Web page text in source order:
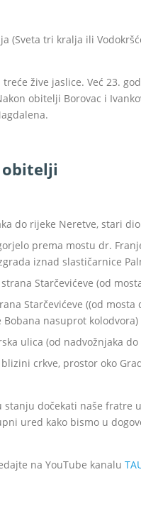
(Sveta tri kralja ili
žive jaslice. Već 23.
obitelji Borovac i
obitelji
do rijeke Neretve, stari
prema mostu dr.
iznad slastičarnice
Starčevićeve (od
Starčevićeve ((od
nasuprot kolodvora)
ulica (od nadvožnjaka
crkve, prostor oko
stanju dočekati naše fratre
ured kako bismo u
na YouTube kanalu